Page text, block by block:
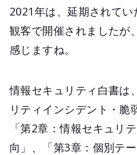
2021年は、延期されて
観客で開催されましたが
感じますね。
情報セキュリティ白書は
リティインシデント・脆
「第2章：情報セキュリ
向」、「第3章：個別テ